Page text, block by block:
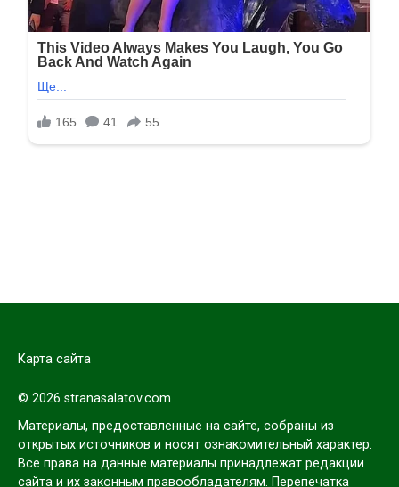
Карта сайта
© 2026 stranasalatov.com
Материалы, предоставленные на сайте, собраны из
открытых источников и носят ознакомительный характер.
Все права на данные материалы принадлежат редакции
сайта и их законным правообладателям. Перепечатка